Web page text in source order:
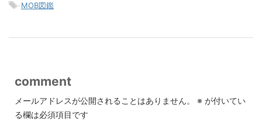
-MOB図鑑
comment
メールアドレスが公開されることはありません。 ※ が付いてい
る欄は必須項目です